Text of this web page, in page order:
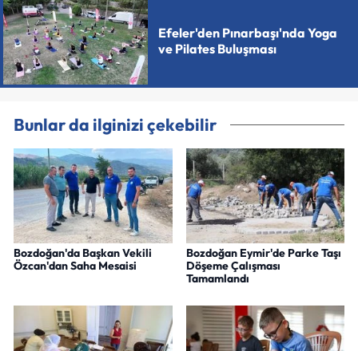
Efeler'den Pınarbaşı'nda Yoga
ve Pilates Buluşması
Bunlar da ilginizi çekebilir
Bozdoğan'da Başkan Vekili
Özcan'dan Saha Mesaisi
Bozdoğan Eymir'de Parke Taşı
Döşeme Çalışması
Tamamlandı